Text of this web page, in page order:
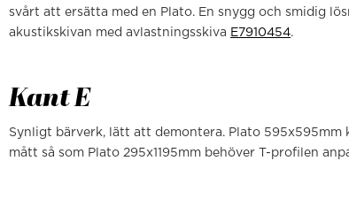
svårt att ersätta med en Plato. En snygg och smidig
akustikskivan med avlastningsskiva E7910454.
Kant E
Synligt bärverk, lätt att demontera. Plato 595x595mm
mått så som Plato 295x1195mm behöver T-profilen